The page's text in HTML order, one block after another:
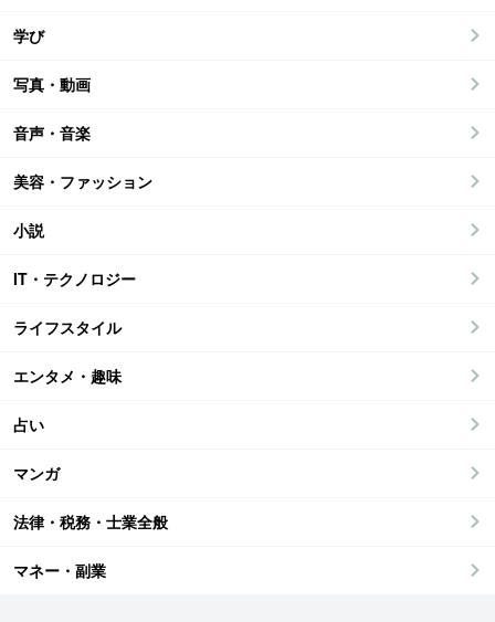
学び
写真・動画
音声・音楽
美容・ファッション
小説
IT・テクノロジー
ライフスタイル
エンタメ・趣味
占い
マンガ
法律・税務・士業全般
マネー・副業